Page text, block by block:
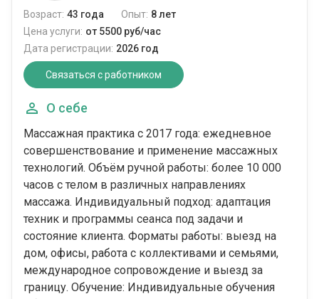
Возраст: 43 года Опыт: 8 лет
Цена услуги: от 5500 руб/час
Дата регистрации: 2026 год
Связаться с работником
О себе
Массажная практика с 2017 года: ежедневное
совершенствование и применение массажных
технологий. Объём ручной работы: более 10 000
часов с телом в различных направлениях
массажа. Индивидуальный подход: адаптация
техник и программы сеанса под задачи и
состояние клиента. Форматы работы: выезд на
дом, офисы, работа с коллективами и семьями,
международное сопровождение и выезд за
границу. Обучение: Индивидуальные обучения